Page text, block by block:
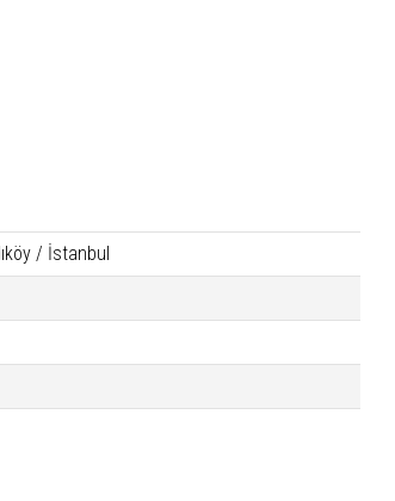
/ İstanbul